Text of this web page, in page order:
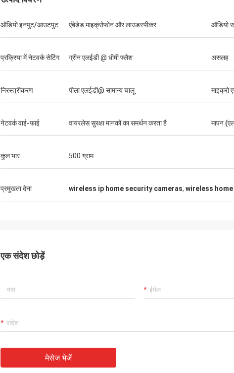
ऑडियो इनपुट/आउटपुट एंबेडेड माइक्रोफोन और लाउडस्पीकर ऑडियो
प्रक्रिया में नेटवर्क सेटिंग ग्रीन एलईडी @ धीमी फ्लैश असलह
निरस्त्रीकरण पीला एलईडी@ सामान्य चालू माइक्रो
नेटवर्क वाई-फाई वायरलेस सुरक्षा मानकों का समर्थन करता है मापन
कुल भार 500 ग्राम
प्रमुखता देना wireless ip home security cameras, wireless
एक संदेश छोड़ें
मेसेज भेजें